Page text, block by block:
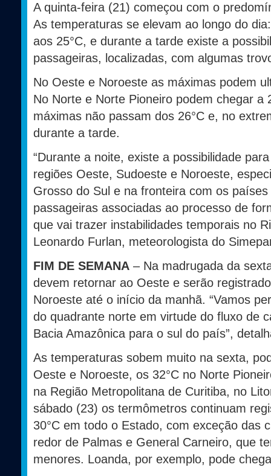
A quinta-feira (21) começou com o
As temperaturas se elevam ao longo do
aos 25°C, e durante a tarde existe a
passageiras, localizadas, com algumas
No Oeste e Noroeste as máximas podem
No Norte e Norte Pioneiro podem chegar a
máximas não passam dos 26°C e, no
durante a tarde.
“Durante a noite, existe a possibilidade
regiões Oeste, Sudoeste e Noroeste,
Grosso do Sul e na fronteira com os
passageiras associadas ao processo de
que vai trazer instabilidades temporais no
Leonardo Furlan, meteorologista do
FIM DE SEMANA – Na madrugada da
devem retornar ao Oeste e serão
Noroeste até o início da manhã. “Vamos
do quadrante norte em virtude do fluxo de
Bacia Amazônica para o sul do país”,
As temperaturas sobem muito na sexta,
Oeste e Noroeste, os 32°C no Norte
na Região Metropolitana de Curitiba, no
sábado (23) os termômetros continuam
30°C em todo o Estado, com exceção das
redor de Palmas e General Carneiro, que
menores. Loanda, por exemplo, pode